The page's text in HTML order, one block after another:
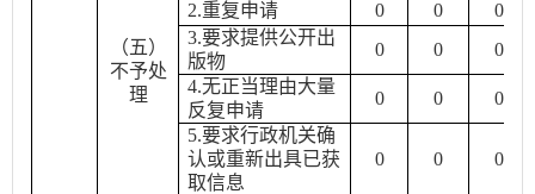
（五）
不予处
理
2.重复申请 0 0
0
3.要求提供公开出
版物
0 0
0
4.无正当理由大量
反复申请
0 0
0
5.要求行政机关确
认或重新出具已获
取信息
0 0 0